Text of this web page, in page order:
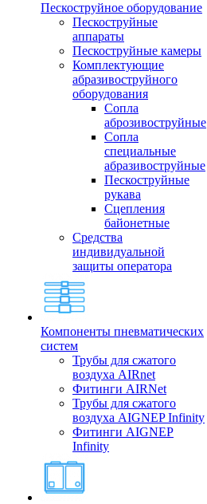
Пескоструйное оборудование
Пескоструйные
аппараты
Пескоструйные камеры
Комплектующие
абразивоструйного
оборудования
Сопла
аброзивоструйные
Сопла
специальные
абразивоструйные
Пескоструйные
рукава
Сцепления
байонетные
Средства
индивидуальной
защиты оператора
Компоненты пневматических
систем
Трубы для сжатого
воздуха AIRnet
Фитинги AIRNet
Трубы для сжатого
воздуха AIGNEP Infinity
Фитинги AIGNEP
Infinity